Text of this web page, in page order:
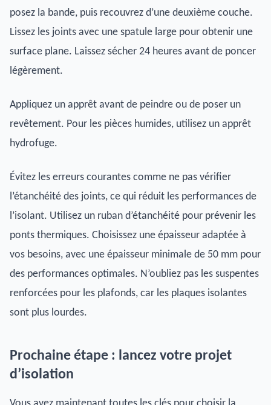
posez la bande, puis recouvrez d’une deuxième couche.
Lissez les joints avec une spatule large pour obtenir une
surface plane. Laissez sécher 24 heures avant de poncer
légèrement.
Appliquez un apprêt avant de peindre ou de poser un
revêtement. Pour les pièces humides, utilisez un apprêt
hydrofuge.
Évitez les erreurs courantes comme ne pas vérifier
l’étanchéité des joints, ce qui réduit les performances de
l’isolant. Utilisez un ruban d’étanchéité pour prévenir les
ponts thermiques. Choisissez une épaisseur adaptée à
vos besoins, avec une épaisseur minimale de 50 mm pour
des performances optimales. N’oubliez pas les suspentes
renforcées pour les plafonds, car les plaques isolantes
sont plus lourdes.
Prochaine étape : lancez votre projet
d’isolation